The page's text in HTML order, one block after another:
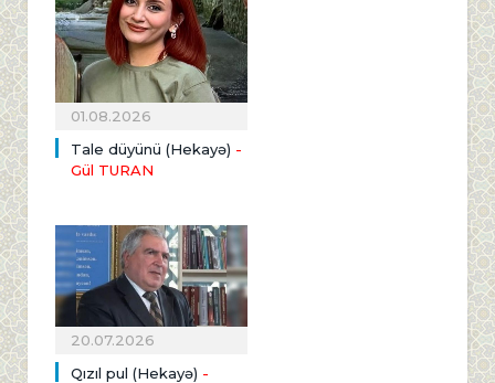
01.08.2026
Tale düyünü (Hekayə) -
Gül TURAN
20.07.2026
Qızıl pul (Hekayə) -